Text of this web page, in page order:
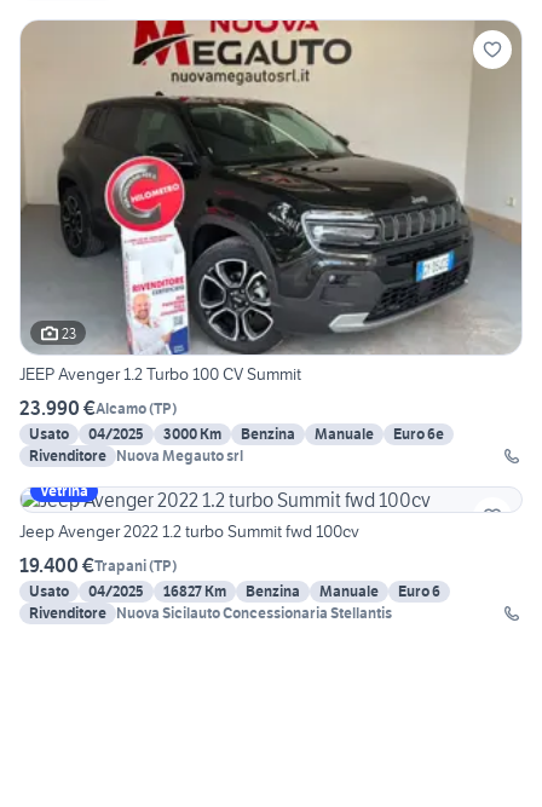
23
JEEP Avenger 1.2 Turbo 100 CV Summit
23.990 €Alcamo(TP)
Usato
04/2025 3000 Km Benzina Manuale
Euro 6e
Rivenditore Nuova Megauto srl
Vetrina
Jeep Avenger 2022 1.2 turbo Summit fwd 100cv
19.400 €Trapani(TP)
Usato
04/2025 16827 Km Benzina Manuale
Euro 6
Rivenditore Nuova Sicilauto Concessionaria Stellantis